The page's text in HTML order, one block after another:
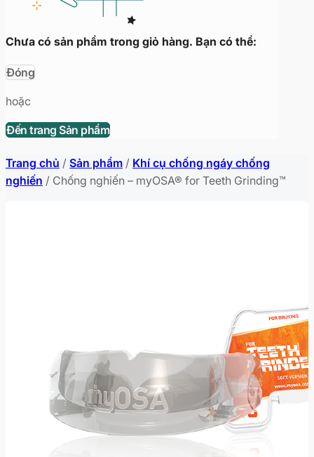
Chưa có sản phẩm trong giỏ hàng. Bạn có thể:
Đóng
hoặc
Đến trang Sản phẩm
Trang chủ / Sản phẩm / Khí cụ chống ngáy chống
nghiến / Chống nghiến – myOSA® for Teeth Grinding™